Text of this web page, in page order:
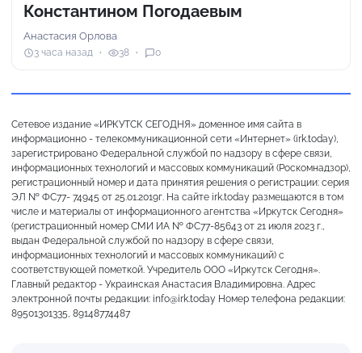
Константином Погодаевым
Анастасия Орлова
3 часа назад 38 0
Сетевое издание «ИРКУТСК СЕГОДНЯ» доменное имя сайта в
информационно - телекоммуникационной сети «Интернет» (irk.today),
зарегистрировано Федеральной службой по надзору в сфере связи,
информационных технологий и массовых коммуникаций (Роскомнадзор),
регистрационный номер и дата принятия решения о регистрации: серия
ЭЛ № ФС77- 74945 от 25.01.2019г. На сайте irk.today размещаются в том
числе и материалы от информационного агентства «Иркутск Сегодня»
(регистрационный номер СМИ ИА № ФС77-85643 от 21 июля 2023 г.,
выдан Федеральной службой по надзору в сфере связи,
информационных технологий и массовых коммуникаций) с
соответствующей пометкой. Учредитель ООО «Иркутск Сегодня».
Главный редактор - Украинская Анастасия Владимировна. Адрес
электронной почты редакции: info@irk.today Номер телефона редакции:
89501301335, 89148774487